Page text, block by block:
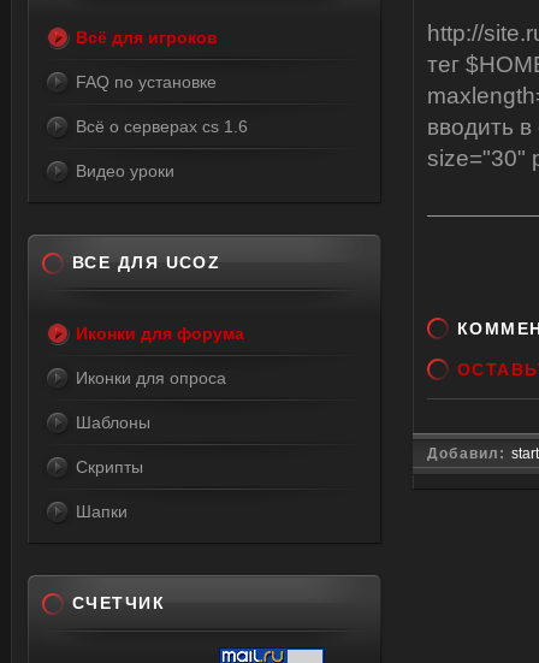
</div>
<div
<input
</
http://
тег
вводить
size="30"
Добавил:
Всё для игроков
FAQ по установке
Всё о серверах cs 1.6
Видео уроки
ВСЕ ДЛЯ UCOZ
Иконки для форума
Иконки для опроса
Шаблоны
Скрипты
Шапки
СЧЕТЧИК